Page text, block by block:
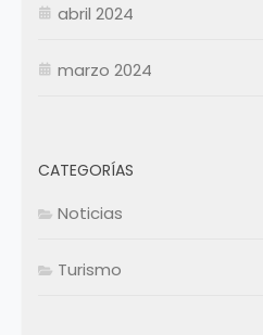
abril 2024
marzo 2024
CATEGORÍAS
Noticias
Turismo